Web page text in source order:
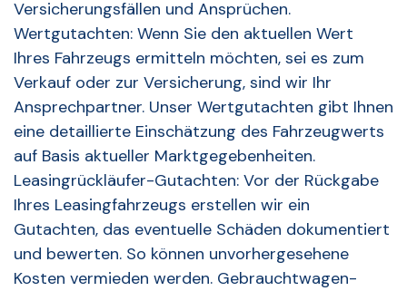
Versicherungsfällen und Ansprüchen.
Wertgutachten: Wenn Sie den aktuellen Wert
Ihres Fahrzeugs ermitteln möchten, sei es zum
Verkauf oder zur Versicherung, sind wir Ihr
Ansprechpartner. Unser Wertgutachten gibt Ihnen
eine detaillierte Einschätzung des Fahrzeugwerts
auf Basis aktueller Marktgegebenheiten.
Leasingrückläufer-Gutachten: Vor der Rückgabe
Ihres Leasingfahrzeugs erstellen wir ein
Gutachten, das eventuelle Schäden dokumentiert
und bewerten. So können unvorhergesehene
Kosten vermieden werden. Gebrauchtwagen-